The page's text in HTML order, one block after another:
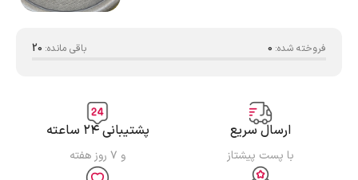
فروخته شده: 0 باقی مانده: 20
ارسال سریع
با پست پیشتاز
پشتیبانی ۲۴ ساعته
و ۷ روز هفته